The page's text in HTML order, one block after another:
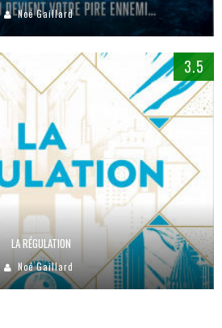
Noé Gaillard
3.5
LA RÉGULATION
Noé Gaillard